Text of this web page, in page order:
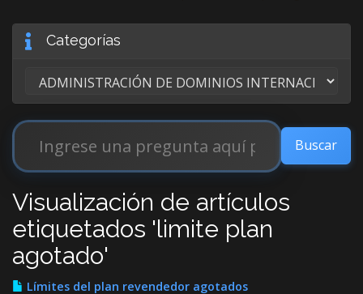
Categorías
Visualización de artículos
etiquetados 'limite plan
agotado'
Límites del plan revendedor agotados